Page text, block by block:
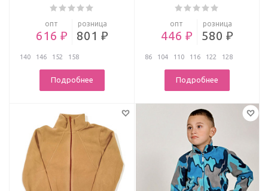
опт
616 ₽
розница
801 ₽
140 146 152 158
Подробнее
опт
446 ₽
розница
580 ₽
86 104 110 116 122 128
Подробнее